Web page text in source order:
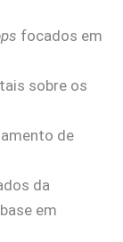
focados em
sobre os
de
da
em